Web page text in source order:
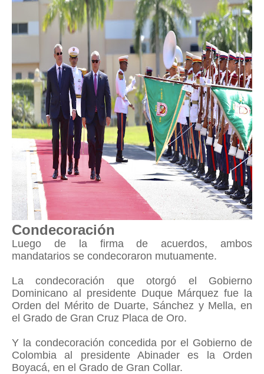
Condecoración
Luego de la firma de acuerdos, ambos
mandatarios se condecoraron mutuamente.
La condecoración que otorgó el Gobierno
Dominicano al presidente Duque Márquez fue la
Orden del Mérito de Duarte, Sánchez y Mella, en
el Grado de Gran Cruz Placa de Oro.
Y la condecoración concedida por el Gobierno de
Colombia al presidente Abinader es la Orden
Boyacá, en el Grado de Gran Collar.